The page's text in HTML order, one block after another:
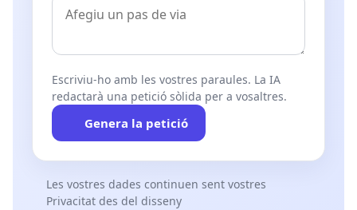
Escriviu-ho amb les vostres paraules. La IA
redactarà una petició sòlida per a vosaltres.
Genera la petició
Les vostres dades continuen sent vostres
Privacitat des del disseny